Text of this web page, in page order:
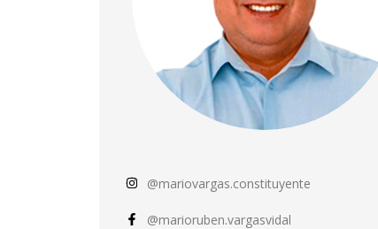
@mariovargas.constituyente
@marioruben.vargasvidal